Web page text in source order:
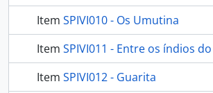
Item SPIVI010 - Os Umutina
Item SPIVI011 - Entre os índios
Item SPIVI012 - Guarita